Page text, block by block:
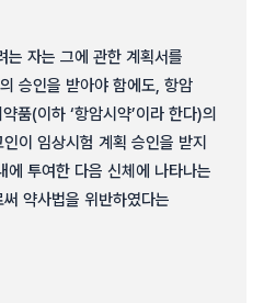
는 자는 그에 관한 계획서를
승인을 받아야 함에도, 항암
품(이하 ‘항암시약’이라 한다)의
이 임상시험 계획 승인을 받지
에 투여한 다음 신체에 나타나는
약사법을 위반하였다는